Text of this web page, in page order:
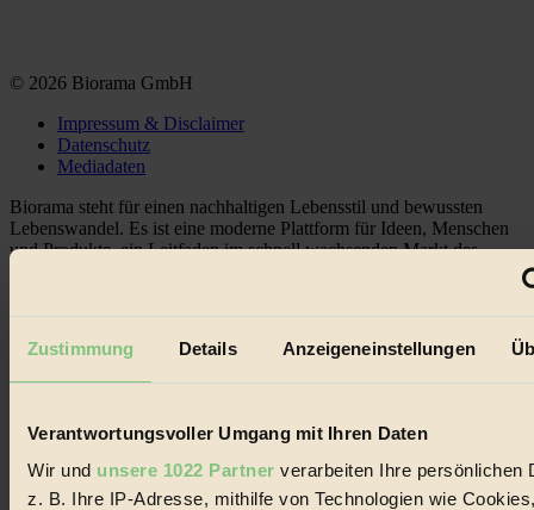
Zustimmung Details Anzeigeneinstellungen
Verantwortungsvoller Umgang mit Ihren Daten
Wir und unsere 1022 Partner verarbeiten Ihre persönlichen
z. B. Ihre IP-Adresse, mithilfe von Technologien wie
© 2026 Biorama GmbH
Impressum & Disclaimer
Datenschutz
Mediadaten
Biorama steht für einen nachhaltigen Lebensstil und bewussten
Lebenswandel. Es ist eine moderne Plattform für Ideen, Menschen
und Produkte, ein Leitfaden im schnell wachsenden Markt des
22.601 Fans auf Facebook